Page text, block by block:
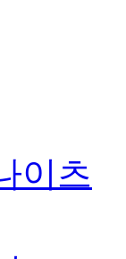
이츠